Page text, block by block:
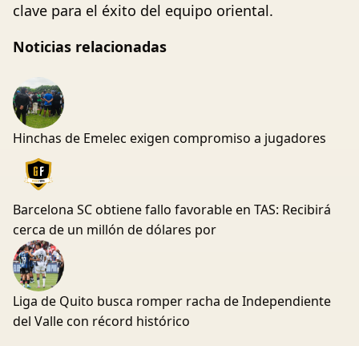
clave para el éxito del equipo oriental.
Noticias relacionadas
Hinchas de Emelec exigen compromiso a jugadores
Barcelona SC obtiene fallo favorable en TAS: Recibirá
cerca de un millón de dólares por
Liga de Quito busca romper racha de Independiente
del Valle con récord histórico